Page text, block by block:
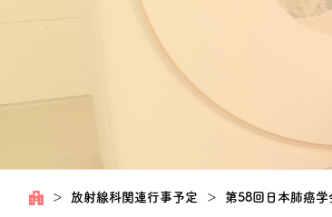
＞ 放射線科関連行事予定 ＞ 第58回日本肺癌学